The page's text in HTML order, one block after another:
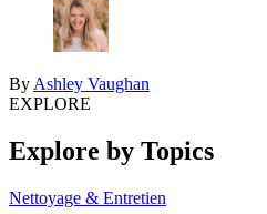
By Ashley Vaughan
EXPLORE
Explore by Topics
Nettoyage & Entretien